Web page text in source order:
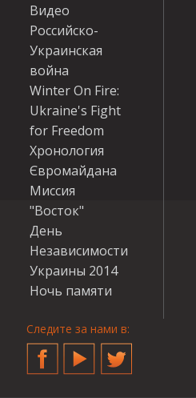
Видео
Российско-
Украинская
война
Winter On Fire:
Ukraine's Fight
for Freedom
Хронология
Євромайдана
Миссия
"Восток"
День
Независимости
Украины 2014
Ночь памяти
Следите за нами в:
FacebookYouTubeTwitter